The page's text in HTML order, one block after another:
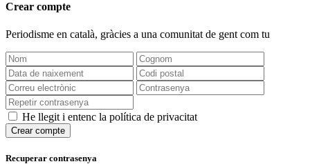
Crear compte
Periodisme en català, gràcies a una comunitat de gent com tu
He llegit i entenc la política de privacitat
Crear compte
Recuperar contrasenya